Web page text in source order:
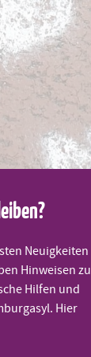
Neuigkeiten
Hinweisen zu
Hilfen und
Hier